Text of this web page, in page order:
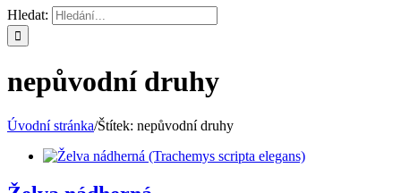
Hledat:
nepůvodní druhy
Úvodní stránka/Štítek: nepůvodní druhy